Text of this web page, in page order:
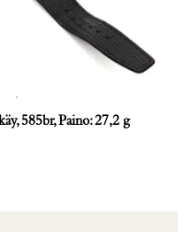
585br, Paino: 27,2 g